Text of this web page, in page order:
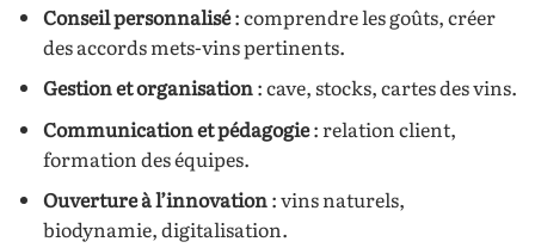
Conseil personnalisé: comprendre les goûts, créer
des accords mets-vins pertinents.
Gestion et organisation: cave, stocks, cartes des vins.
Communication et pédagogie: relation client,
formation des équipes.
Ouverture à l’innovation: vins naturels,
biodynamie, digitalisation.